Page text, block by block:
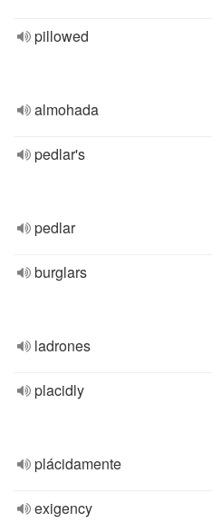
pillowed
almohada
pedlar's
pedlar
burglars
ladrones
placidly
plácidamente
exigency